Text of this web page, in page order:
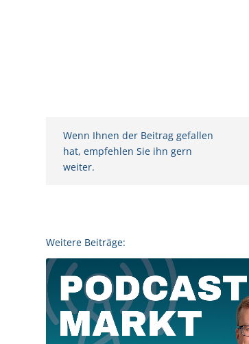
Wenn Ihnen der Beitrag gefallen
hat, empfehlen Sie ihn gern
weiter.
Weitere Beiträge: